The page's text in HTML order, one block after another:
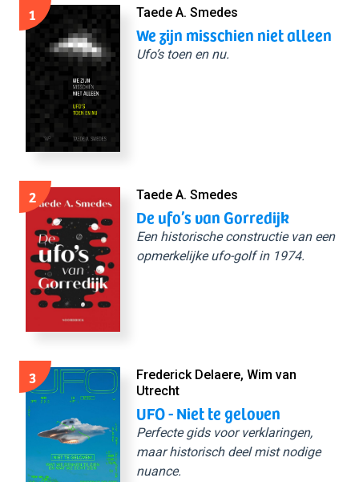
1 Taede A. Smedes
We zijn misschien niet alleen
Ufo’s toen en nu.
2 Taede A. Smedes
De ufo’s van Gorredijk
Een historische constructie van een
opmerkelijke ufo-golf in 1974.
3
Frederick Delaere, Wim van
Utrecht
UFO - Niet te geloven
Perfecte gids voor verklaringen,
maar historisch deel mist nodige
nuance.